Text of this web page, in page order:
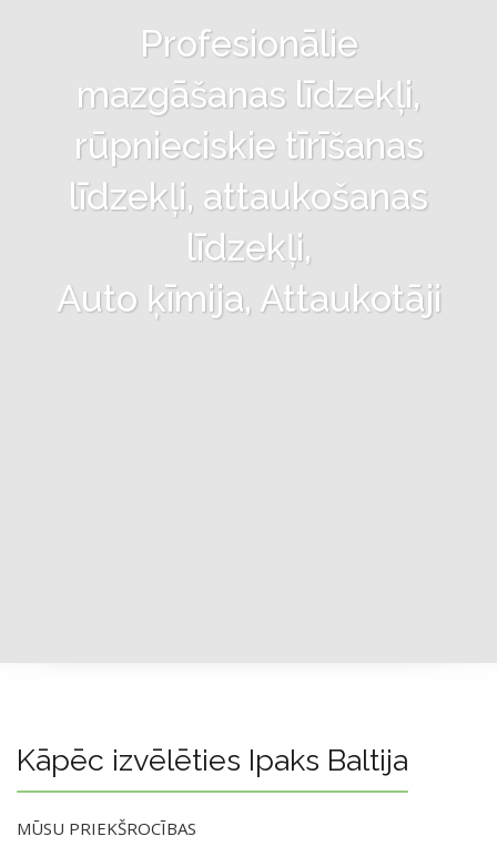
Profesionālie
mazgāšanas līdzekļi,
rūpnieciskie tīrīšanas
līdzekļi, attaukošanas
līdzekļi,
Auto ķīmija, Attaukotāji
Kāpēc izvēlēties Ipaks Baltija
MŪSU PRIEKŠROCĪBAS